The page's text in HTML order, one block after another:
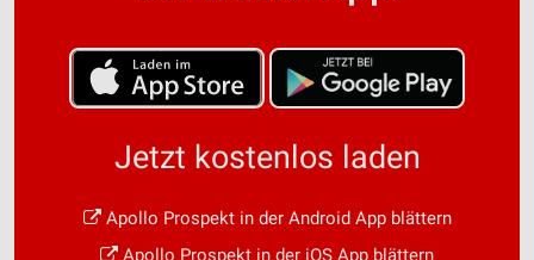
Jetzt kostenlos laden
Apollo Prospekt in der Android App blättern
Apollo Prospekt in der iOS App blättern